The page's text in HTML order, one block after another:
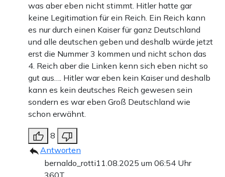
was aber eben nicht stimmt. Hitler hatte gar
keine Legitimation für ein Reich. Ein Reich kann
es nur durch einen Kaiser für ganz Deutschland
und alle deutschen geben und deshalb würde jetzt
erst die Nummer 3 kommen und nicht schon das
4. Reich aber die Linken kenn sich eben nicht so
gut aus…. Hitler war eben kein Kaiser und deshalb
kann es kein deutsches Reich gewesen sein
sondern es war eben Groß Deutschland wie
schon erwähnt.
8
Antworten
bernaldo_rotti11.08.2025 um 06:54 Uhr